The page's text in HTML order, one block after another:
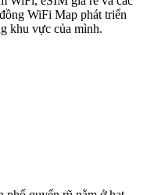
WiFi Map phát triển
khu vực của mình.